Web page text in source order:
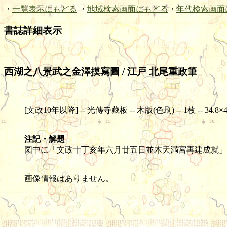
・ 一覧表示にもどる ・ 地域検索画面にもどる・ 年代検索画面
書誌詳細表示
西湖之八景武之金澤摸寫圖 / 江戸 北尾重政筆
[文政10年以降] -- 光傳寺藏板 -- 木版(色刷) -- 1枚 --
注記・解題
図中に「文政十丁亥年六月廿五日並木天満宮再建成就
画像情報はありません。